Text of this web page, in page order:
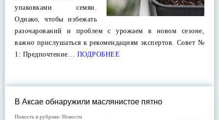
упаковками семян.
Однако, чтобы избежать
разочарований и проблем с урожаем в новом сезоне,
важно прислушаться к рекомендациям экспертов. Совет №
1: Предпочтение… ПОДРОБНЕЕ
В Аксае обнаружили маслянистое пятно
Новость в рубрике: Новости